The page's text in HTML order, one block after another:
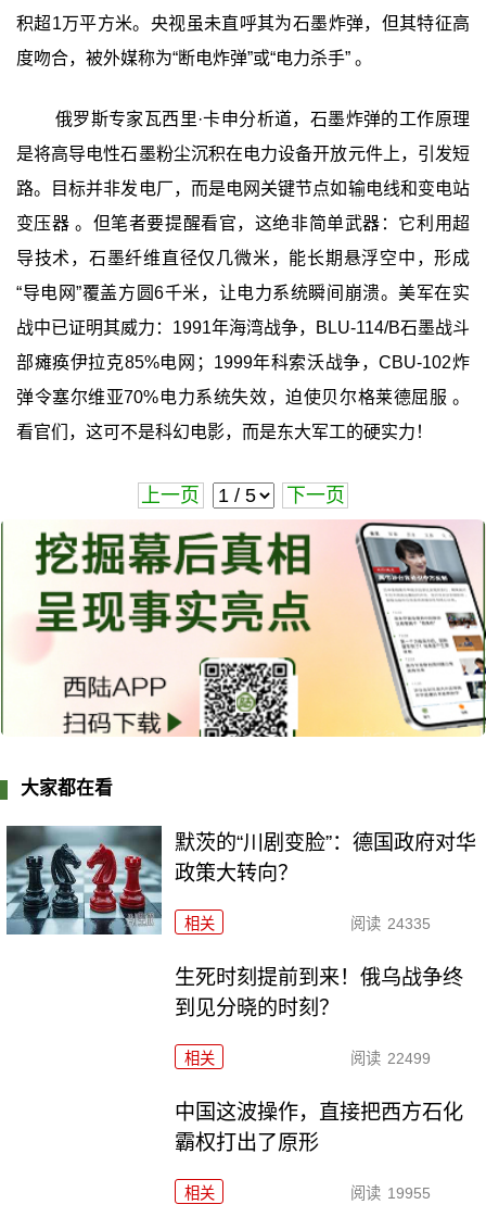
积超1万平方米。央视虽未直呼其为石墨炸弹，但其特征高
度吻合，被外媒称为“断电炸弹”或“电力杀手” 。
俄罗斯专家瓦西里·卡申分析道，石墨炸弹的工作原理
是将高导电性石墨粉尘沉积在电力设备开放元件上，引发短
路。目标并非发电厂，而是电网关键节点如输电线和变电站
变压器 。但笔者要提醒看官，这绝非简单武器：它利用超
导技术，石墨纤维直径仅几微米，能长期悬浮空中，形成
“导电网”覆盖方圆6千米，让电力系统瞬间崩溃。美军在实
战中已证明其威力：1991年海湾战争，BLU-114/B石墨战斗
部瘫痪伊拉克85%电网；1999年科索沃战争，CBU-102炸
弹令塞尔维亚70%电力系统失效，迫使贝尔格莱德屈服 。
看官们，这可不是科幻电影，而是东大军工的硬实力！
上一页 下一页
大家都在看
默茨的“川剧变脸”：德国政府对华
政策大转向？
相关 阅读 24335
生死时刻提前到来！俄乌战争终
到见分晓的时刻？
相关 阅读 22499
中国这波操作，直接把西方石化
霸权打出了原形
相关 阅读 19955